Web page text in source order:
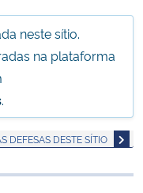
neste sítio.
na plataforma
.
DEFESAS DESTE SÍTIO